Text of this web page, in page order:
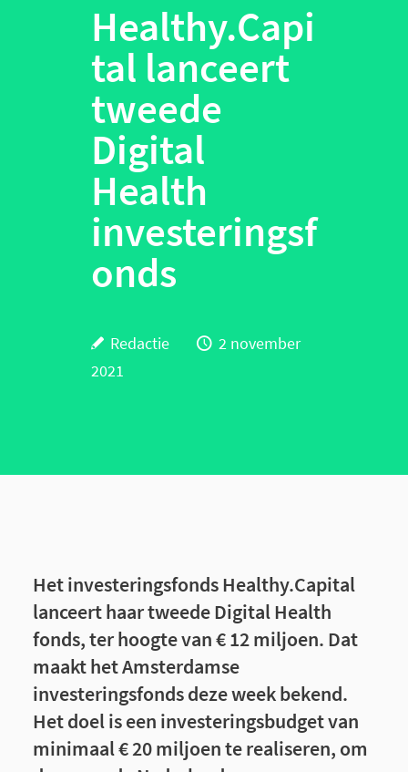
Healthy.Capi
tal lanceert
tweede
Digital
Health
investeringsf
onds
Redactie
2 november
2021
Het investeringsfonds Healthy.Capital
lanceert haar tweede Digital Health
fonds, ter hoogte van € 12 miljoen. Dat
maakt het Amsterdamse
investeringsfonds deze week bekend.
Het doel is een investeringsbudget van
minimaal € 20 miljoen te realiseren, om